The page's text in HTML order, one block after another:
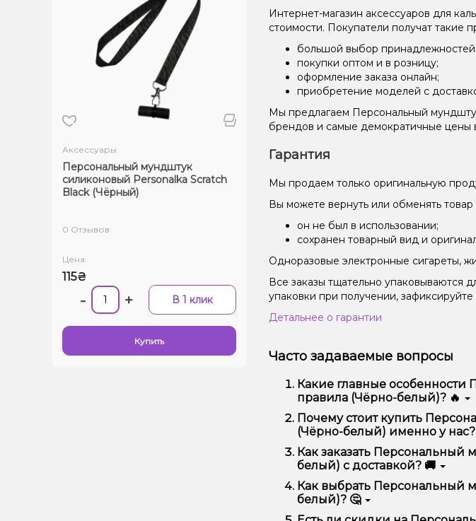
Аксессуары
Персональный мундштук
силиконовый Personalka Scratch
Black (Чёрный)
0 Отзывов
Цена:
115₴
- + В 1 клик
Купить
Интернет-магазин аксессуаров для
стоимости. Покупатели получат такие
большой выбор принадлежностей;
покупки оптом и в розницу;
оформление заказа онлайн;
приобретение моделей с
Мы предлагаем Персональный
брендов и самые демократичные цены
Гарантия
Мы продаем только оригинальную
Вы можете вернуть или обменять товар
он не был в использовании;
сохранен товарный вид и
Одноразовые электронные сигареты,
Все заказы тщательно упаковываются
упаковки при получении,
Детальнее о гарантии
Часто задаваемые вопросы
Какие главные
правила (Чёрно-белый)? 🔥
Персональный мундштук
качеством, удобством
Почему стоит купить
(Чёрно-белый) именно у
Мы предлагаем только
Кроме того, у нас регулярные
Как заказать
белый) с доставкой? 🚚
Оформить заказ можно в
Добавьте Персональный
корзину.
Как выбрать Персональный
белый)? 🤔